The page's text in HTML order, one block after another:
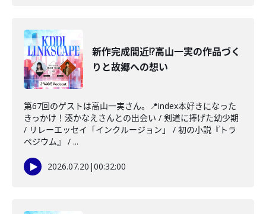
新作完成間近!?高山一実の作品づく
りと故郷への想い
第67回のゲストは高山一実さん。📍index本好きになった
きっかけ！湊かなえさんとの出会い / 剣道に捧げた幼少期
/ リレーエッセイ「インクルージョン」 / 初の小説『トラ
ペジウム』 / ...
2026.07.20 |00:32:00